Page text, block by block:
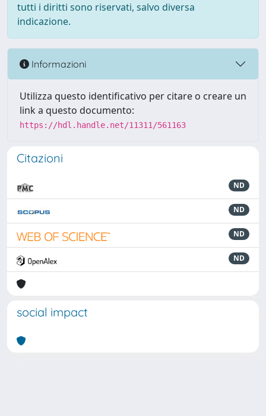
tutti i diritti sono riservati, salvo diversa
indicazione.
Informazioni
Utilizza questo identificativo per citare o creare un
link a questo documento:
https://hdl.handle.net/11311/561163
Citazioni
ND
ND
ND
ND
social impact